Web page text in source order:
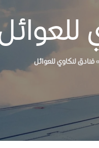
»فنادق لنكاوي للعوائل